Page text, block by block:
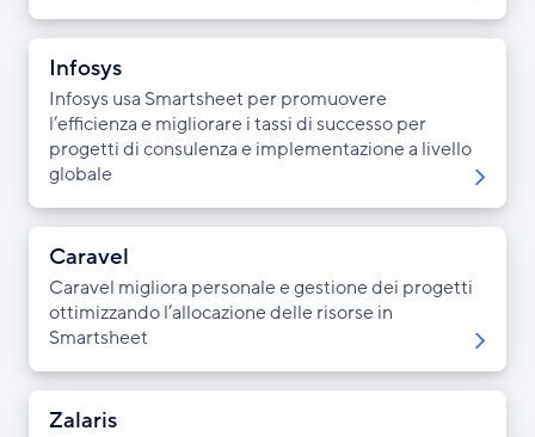
Infosys
Infosys usa Smartsheet per promuovere
l’efficienza e migliorare i tassi di successo per
progetti di consulenza e implementazione a livello
globale
Caravel
Caravel migliora personale e gestione dei progetti
ottimizzando l’allocazione delle risorse in
Smartsheet
Zalaris